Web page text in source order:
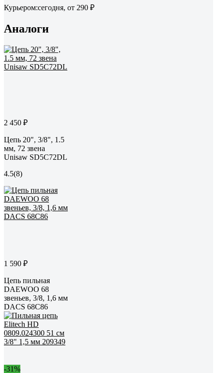
Курьером:сегодня, от 290 ₽
Аналоги
2 450 ₽
Цепь 20", 3/8", 1.5
мм, 72 звена
Unisaw SD5C72DL
4.5(8)
1 590 ₽
Цепь пильная
DAEWOO 68
звеньев, 3/8, 1,6 мм
DACS 68C86
-31%